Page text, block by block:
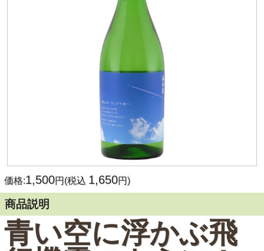
価格:1,500円(税込 1,650円)
商品説明
青い空に浮かぶ飛